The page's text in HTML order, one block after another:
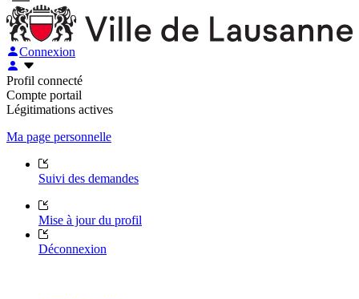
Connexion
Profil connecté
Compte portail
Légitimations actives
Ma page personnelle
Suivi des demandes
Mise à jour du profil
Déconnexion